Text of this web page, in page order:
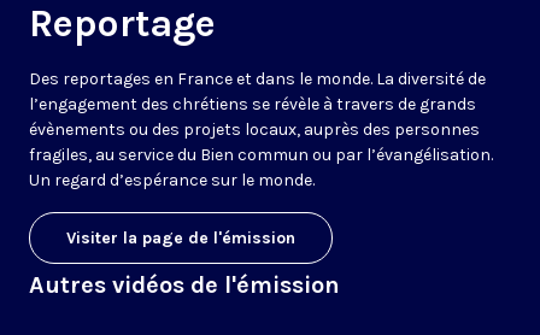
Reportage
Des reportages en France et dans le monde. La diversité de
l’engagement des chrétiens se révèle à travers de grands
évènements ou des projets locaux, auprès des personnes
fragiles, au service du Bien commun ou par l’évangélisation.
Un regard d’espérance sur le monde.
Visiter la page de l'émission
Autres vidéos de l'émission